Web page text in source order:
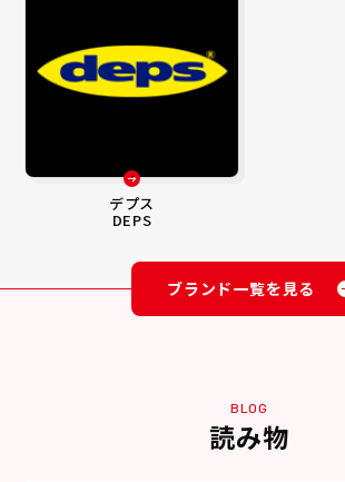
デプス
DEPS
ブランド一覧を見る
BLOG
読み物